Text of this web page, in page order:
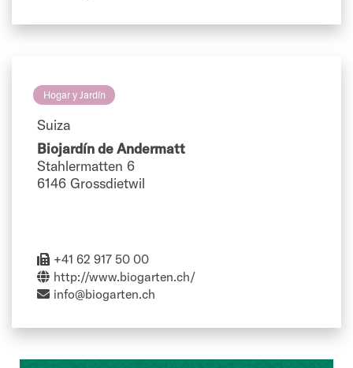
Hogar y Jardín
Suiza
Biojardín de Andermatt
Stahlermatten 6
6146 Grossdietwil
+41 62 917 50 00
http://www.biogarten.ch/
info@biogarten.ch